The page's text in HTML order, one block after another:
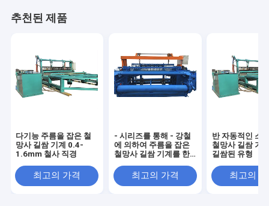
추천된 제품
다기능 주름을 잡은 철
망사 길쌈 기계 0.4-
1.6mm 철사 직경
최고의 가격
- 시리즈를 통해 - 강철
에 의하여 주름을 잡은
철망사 길쌈 기계를 한
시오
최고의 가격
반 자동적인 스
철망사 길쌈 기
길쌈된 유형
최고의